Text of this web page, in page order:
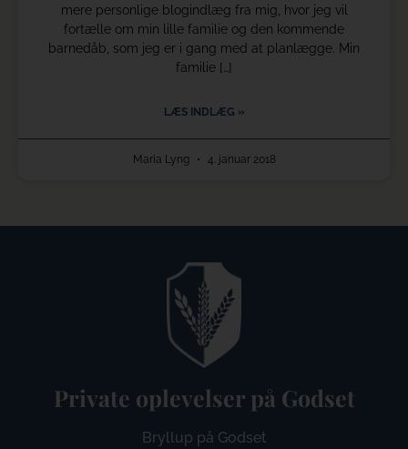
mere personlige blogindlæg fra mig, hvor jeg vil
fortælle om min lille familie og den kommende
barnedåb, som jeg er i gang med at planlægge. Min
familie […]
LÆS INDLÆG »
Maria Lyng 4. januar 2018
Private oplevelser på Godset
Bryllup på Godset